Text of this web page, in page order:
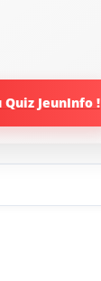
?
JeunInfo !